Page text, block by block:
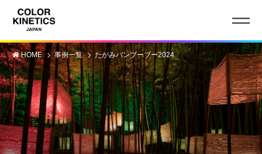
HOME 事例一覧 たがみバンブーブー2024